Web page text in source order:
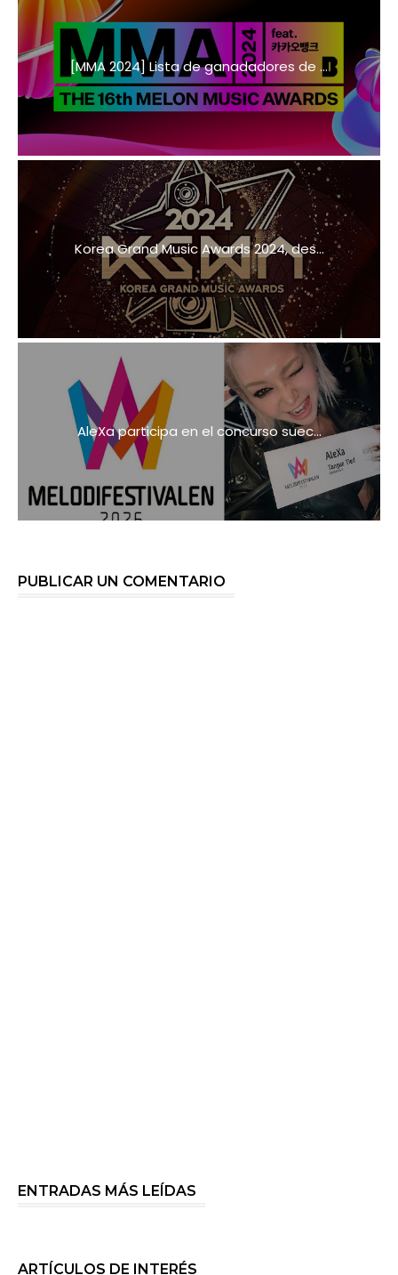
[MMA 2024] Lista de ganadadores de ...
Korea Grand Music Awards 2024, des...
AleXa participa en el concurso suec...
PUBLICAR UN COMENTARIO
ENTRADAS MÁS LEÍDAS
ARTÍCULOS DE INTERÉS